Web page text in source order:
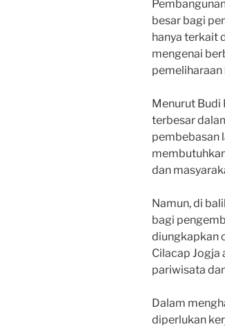
besar bagi
hanya terkait
mengenai
pemeliharaan
Menurut Budi
terbesar
pembebasan
dan
Namun, di
bagi
diungkapkan
Cilacap Jogja
pariwisata
Dalam
diperlukan